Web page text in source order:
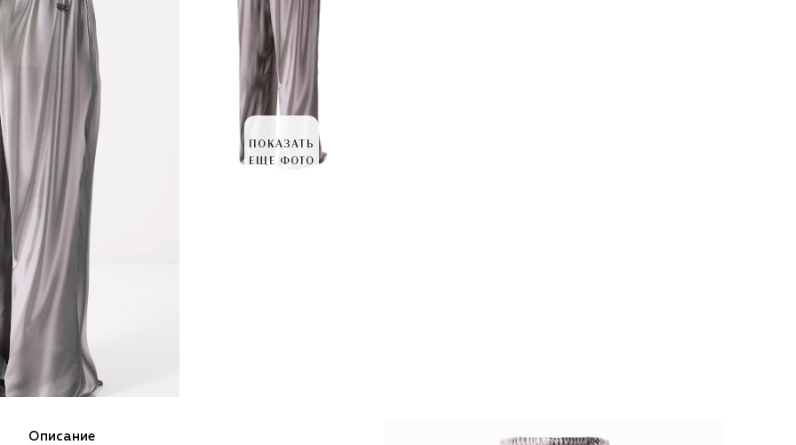
ПОКАЗАТЬ
ЕЩЕ ФОТО
Описание